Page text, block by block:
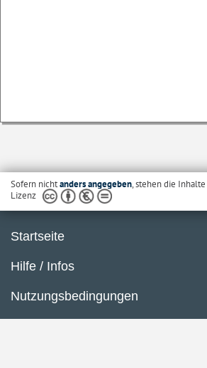
Sofern nichtanders angegeben, stehen die
Lizenz
Startseite
Hilfe / Infos
Nutzungsbedingungen